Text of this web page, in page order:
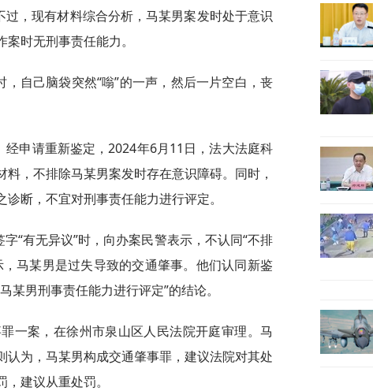
，现有材料综合分析，马某男案发时处于意识
时无刑事责任能力。
自己脑袋突然“嗡”的一声，然后一片空白，丧
申请重新鉴定，2024年6月11日，法大法庭科
，不排除马某男案发时存在意识障碍。同时，
断，不宜对刑事责任能力进行评定。
“有无异议”时，向办案民警表示，不认同“不排
马某男是过失导致的交通肇事。他们认同新鉴
某男刑事责任能力进行评定”的结论。
一案，在徐州市泉山区人民法院开庭审理。马
为，马某男构成交通肇事罪，建议法院对其处
建议从重处罚。